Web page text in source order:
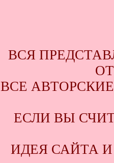
ВСЯ
ВСЕ
ЕСЛИ ВЫ
ИДЕЯ САЙТА И